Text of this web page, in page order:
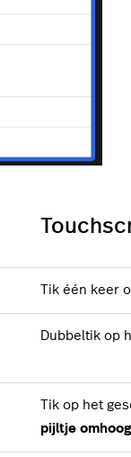
Tik één keer
Dubbeltik op
Tik op het
pijltje omhoog